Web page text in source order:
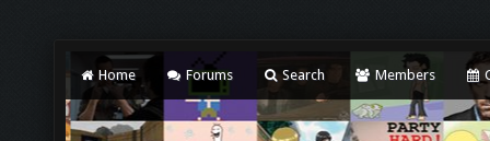
Home Forums Search Members